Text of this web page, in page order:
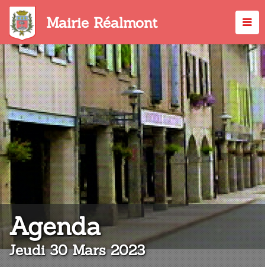
Aller
contenu
principal
Mairie Réalmont
Agenda:
Jeudi 30 Mars 2023